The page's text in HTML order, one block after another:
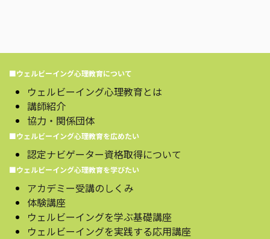
■ウェルビーイング心理教育について
ウェルビーイング心理教育とは
講師紹介
協力・関係団体
■ウェルビーイング心理教育を広めたい
認定ナビゲーター資格取得について
■ウェルビーイング心理教育を学びたい
アカデミー受講のしくみ
体験講座
ウェルビーイングを学ぶ基礎講座
ウェルビーイングを実践する応用講座